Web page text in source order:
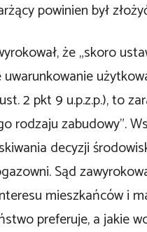
powinien był
że „skoro
2 pkt 9 u.p.z.p.), to
rodzaju zabudowy”.
decyzji
Sąd
mieszkańców i
preferuje, a jakie